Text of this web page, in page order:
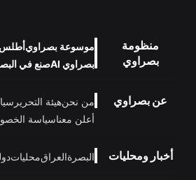
منظومة
بصراوي
موسوعة بصراوي أطلس
بصراوي AI
صنع في
عن بصراوي من نحنهيئة التحرير
أعلن معناسياسة
أخبار ومحليات البصرةالعراقمحليات